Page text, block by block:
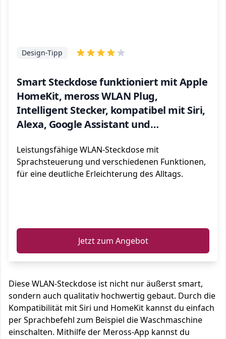
Smart Steckdose funktioniert mit Apple
HomeKit, meross WLAN Plug,
Intelligent Stecker, kompatibel mit Siri,
Alexa, Google Assistant und
A, 2,4 GHz 4 Stücke
Design-Tipp
Leistungsfähige WLAN-Steckdose mit
Sprachsteuerung und verschiedenen Funktionen,
für eine deutliche Erleichterung des Alltags.
Jetzt zum Angebot
Diese WLAN-Steckdose ist nicht nur äußerst smart,
sondern auch qualitativ hochwertig gebaut. Durch die
Kompatibilität mit Siri und HomeKit kannst du einfach
per Sprachbefehl zum Beispiel die Waschmaschine
einschalten. Mithilfe der Meross-App kannst du